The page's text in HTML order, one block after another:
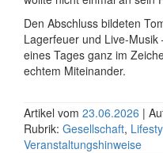
Den Abschluss bildeten
Lager­feuer und Live-
eines Tages ganz im
echtem Mit­einander.
Artikel vom 23.06.2026 |
Rubrik: Gesellschaft,
Veranstaltungshinweise